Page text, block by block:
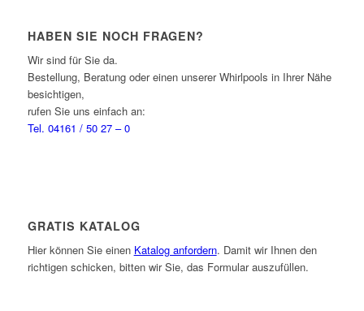
HABEN SIE NOCH FRAGEN?
Wir sind für Sie da.
Bestellung, Beratung oder einen unserer Whirlpools in Ihrer Nähe
besichtigen,
rufen Sie uns einfach an:
Tel. 04161 / 50 27 – 0
GRATIS KATALOG
Hier können Sie einen Katalog anfordern. Damit wir Ihnen den
richtigen schicken, bitten wir Sie, das Formular auszufüllen.